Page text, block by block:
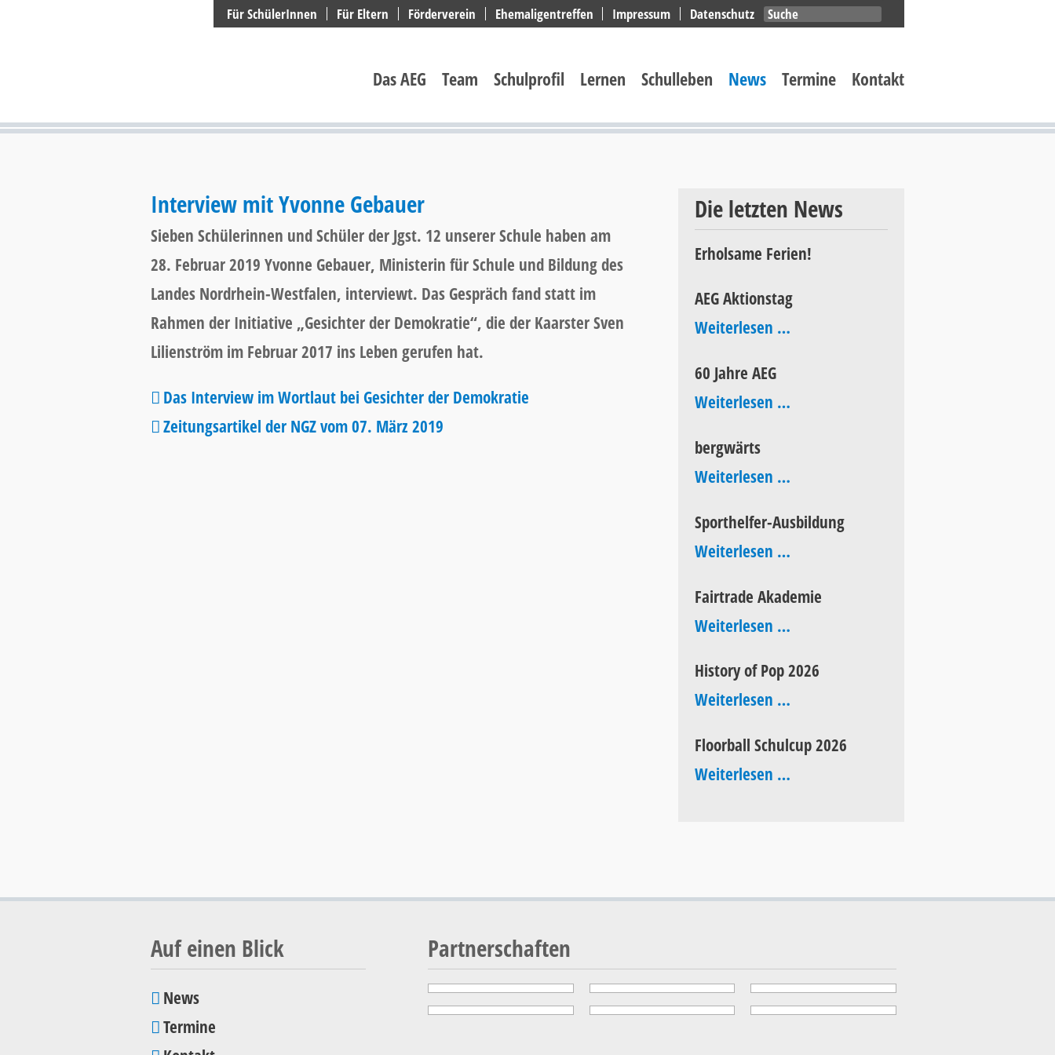
Navigation
Für SchülerInnen Für Eltern Förderverein Ehemaligentreffen Impressum Datenschutz
überspringen
Das AEG Team Schulprofil Lernen Schulleben News Termine Kontakt
Interview mit Yvonne Gebauer
Sieben Schülerinnen und Schüler der Jgst. 12 unserer Schule haben am
28. Februar 2019 Yvonne Gebauer, Ministerin für Schule und Bildung des
Landes Nordrhein-Westfalen, interviewt. Das Gespräch fand statt im
Rahmen der Initiative „Gesichter der Demokratie“, die der Kaarster Sven
Lilienström im Februar 2017 ins Leben gerufen hat.
Das Interview im Wortlaut bei Gesichter der Demokratie
Zeitungsartikel der NGZ vom 07. März 2019
Die letzten News
Erholsame Ferien!
AEG Aktionstag
Weiterlesen …AEG
60 Jahre AEG
Weiterlesen …60
bergwärts
Weiterlesen …bergwärts
Sporthelfer-Ausbildung
Weiterlesen …Sporthelfer-
Fairtrade Akademie
Weiterlesen …Fairtrade
History of Pop 2026
Weiterlesen …History
Pop
2026
Floorball Schulcup 2026
Weiterlesen …Floorball
Auf einen Blick
Navigation
News
Termine
Partnerschaften